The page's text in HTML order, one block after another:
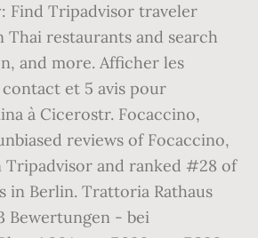
Find Tripadvisor traveler
Thai restaurants and search
and more. Afficher les
et 5 avis pour
à Cicerostr. Focaccino,
reviews of Focaccino,
Tripadvisor and ranked #28 of
in Berlin. Trattoria Rathaus
Bewertungen - bei